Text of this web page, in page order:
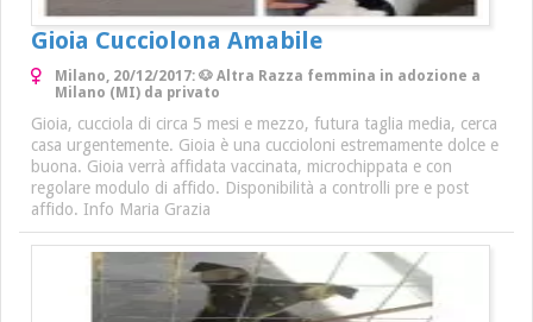
Gioia Cucciolona Amabile
Milano, 20/12/2017: 🐶 Altra Razza femmina in adozione a
Milano (MI) da privato
Gioia, cucciola di circa 5 mesi e mezzo, futura taglia media, cerca
casa urgentemente. Gioia è una cuccioloni estremamente dolce e
buona. Gioia verrà affidata vaccinata, microchippata e con
regolare modulo di affido. Disponibilità a controlli pre e post
affido. Info Maria Grazia